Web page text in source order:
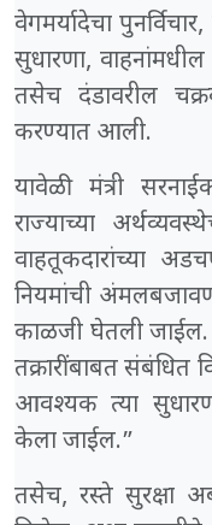
वेगमर्यादेचा
सुधारणा,
तसेच दंडावरील
करण्यात आली.
यावेळी मंत्री
राज्याच्या
वाहतूकदारांच्या
नियमांची
काळजी घेतली जाईल.
तक्रारींबाबत संबंधित
आवश्यक त्या
केला जाईल.”
तसेच, रस्ते सुरक्षा